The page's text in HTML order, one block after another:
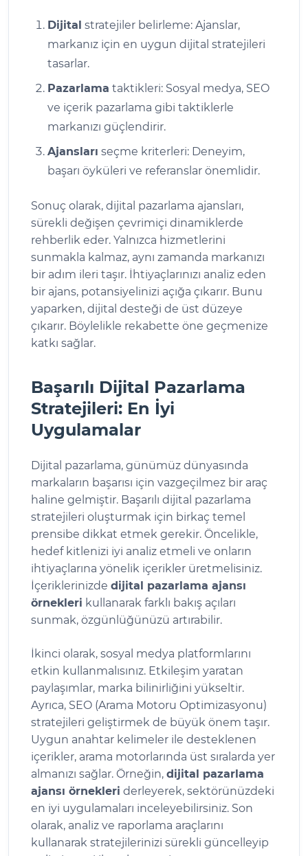
Dijital stratejiler belirleme: Ajanslar,
markanız için en uygun dijital stratejileri
tasarlar.
Pazarlama taktikleri: Sosyal medya, SEO
ve içerik pazarlama gibi taktiklerle
markanızı güçlendirir.
Ajansları seçme kriterleri: Deneyim,
başarı öyküleri ve referanslar önemlidir.
Sonuç olarak, dijital pazarlama ajansları,
sürekli değişen çevrimiçi dinamiklerde
rehberlik eder. Yalnızca hizmetlerini
sunmakla kalmaz, aynı zamanda markanızı
bir adım ileri taşır. İhtiyaçlarınızı analiz eden
bir ajans, potansiyelinizi açığa çıkarır. Bunu
yaparken, dijital desteği de üst düzeye
çıkarır. Böylelikle rekabette öne geçmenize
katkı sağlar.
Başarılı Dijital Pazarlama
Stratejileri: En İyi
Uygulamalar
Dijital pazarlama, günümüz dünyasında
markaların başarısı için vazgeçilmez bir araç
haline gelmiştir. Başarılı dijital pazarlama
stratejileri oluşturmak için birkaç temel
prensibe dikkat etmek gerekir. Öncelikle,
hedef kitlenizi iyi analiz etmeli ve onların
ihtiyaçlarına yönelik içerikler üretmelisiniz.
İçeriklerinizde dijital pazarlama ajansı
örnekleri kullanarak farklı bakış açıları
sunmak, özgünlüğünüzü artırabilir.
İkinci olarak, sosyal medya platformlarını
etkin kullanmalısınız. Etkileşim yaratan
paylaşımlar, marka bilinirliğini yükseltir.
Ayrıca, SEO (Arama Motoru Optimizasyonu)
stratejileri geliştirmek de büyük önem taşır.
Uygun anahtar kelimeler ile desteklenen
içerikler, arama motorlarında üst sıralarda yer
almanızı sağlar. Örneğin, dijital pazarlama
ajansı örnekleri derleyerek, sektörünüzdeki
en iyi uygulamaları inceleyebilirsiniz. Son
olarak, analiz ve raporlama araçlarını
kullanarak stratejilerinizi sürekli güncelleyip